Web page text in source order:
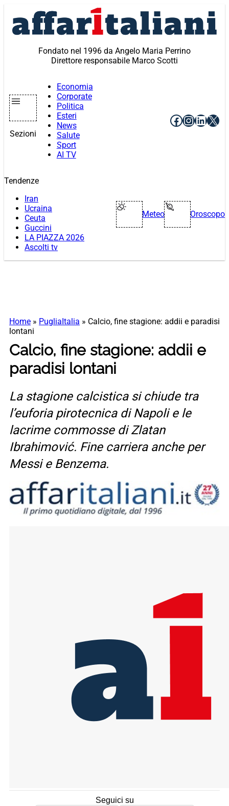
contenuto
Fondato nel 1996 da Angelo Maria Perrino
Direttore responsabile Marco Scotti
Sezioni
Economia
Corporate
Politica
Esteri
News
Salute
Sport
AI TV
Facebook
X
Tendenze
Iran
Ucraina
Ceuta
Guccini
LA PIAZZA 2026
Ascolti tv
Meteo Oroscopo
Home » PugliaItalia » Calcio, fine stagione: addii e paradisi
lontani
Calcio, fine stagione: addii e
paradisi lontani
La stagione calcistica si chiude tra
l’euforia pirotecnica di Napoli e le
lacrime commosse di Zlatan
Ibrahimović. Fine carriera anche per
Messi e Benzema.
Seguici su